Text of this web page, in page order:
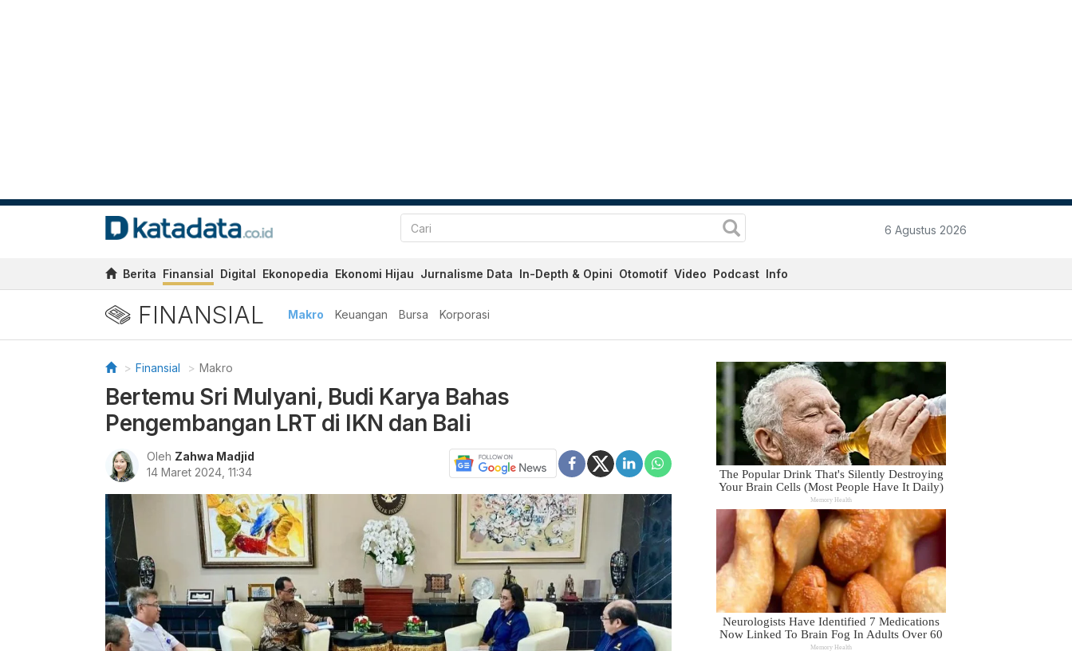
6 Agustus 2026
Berita Finansial Digital Ekonopedia Ekonomi Hijau Jurnalisme Data In-Depth & Opini Otomotif Video Podcast Info
FINANSIAL Makro Keuangan Bursa Korporasi
Finansial Makro
Bertemu Sri Mulyani, Budi Karya Bahas
Pengembangan LRT di IKN dan Bali
Oleh Zahwa Madjid
14 Maret 2024, 11:34